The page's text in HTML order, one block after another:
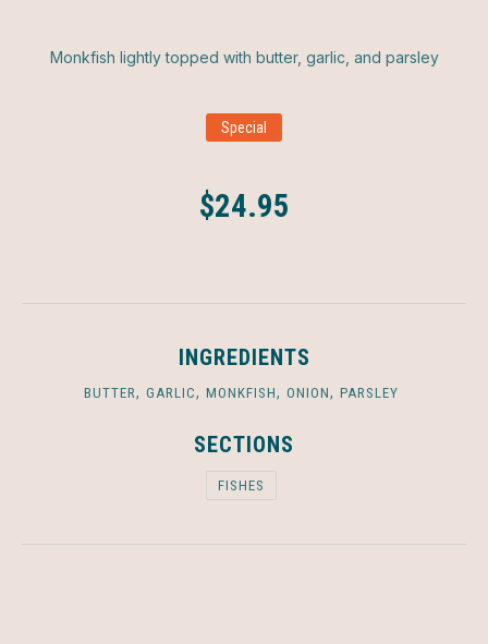
Monkfish lightly topped with butter, garlic, and parsley
Special
$24.95
INGREDIENTS
BUTTER, GARLIC, MONKFISH, ONION, PARSLEY
SECTIONS
FISHES